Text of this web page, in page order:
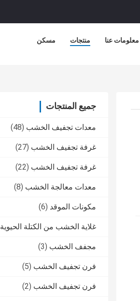
مسكن منتجات معلومات عنا
جميع المنتجات
معدات تجفيف الخشب (48)
غرفة تجفيف الخشب (27)
غرفة تجفيف الخشب (22)
معدات معالجة الخشب (8)
مكونات الموقد (6)
غلاية الخشب من الكتلة الحيوية
مجفف الخشب (3)
فرن تجفيف الخشب (5)
فرن تجفيف الخشب (2)